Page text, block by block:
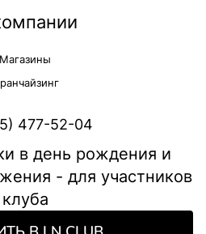
Магазины
477-52-04
в день рождения и
- для участников
клуба